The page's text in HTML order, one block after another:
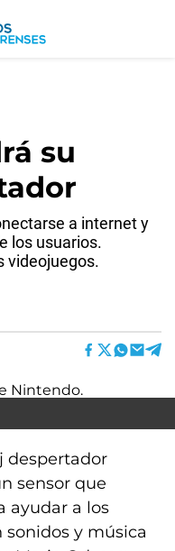
su
a internet y
los usuarios.
videojuegos.
despertador
sensor que
ayudar a los
sonidos y música